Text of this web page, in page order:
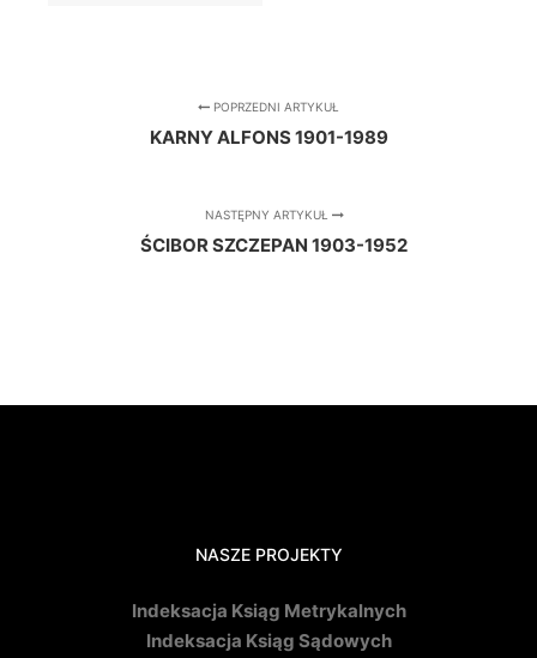
POPRZEDNI ARTYKUŁ
KARNY ALFONS 1901-1989
NASTĘPNY ARTYKUŁ
ŚCIBOR SZCZEPAN 1903-1952
NASZE PROJEKTY
Indeksacja Ksiąg Metrykalnych
Indeksacja Ksiąg Sądowych